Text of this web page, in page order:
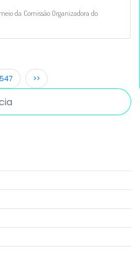
da Comissão Organizadora do
547 >>